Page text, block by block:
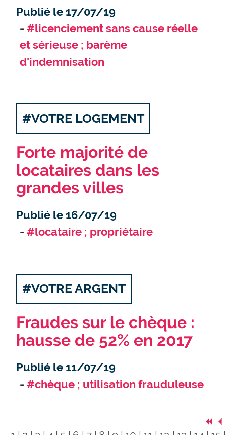
Publié le 17/07/19
#licenciement sans cause réelle
et sérieuse ; barème
d'indemnisation
#VOTRE LOGEMENT
Forte majorité de
locataires dans les
grandes villes
Publié le 16/07/19
#locataire ; propriétaire
#VOTRE ARGENT
Fraudes sur le chèque :
hausse de 52% en 2017
Publié le 11/07/19
#chèque ; utilisation frauduleuse